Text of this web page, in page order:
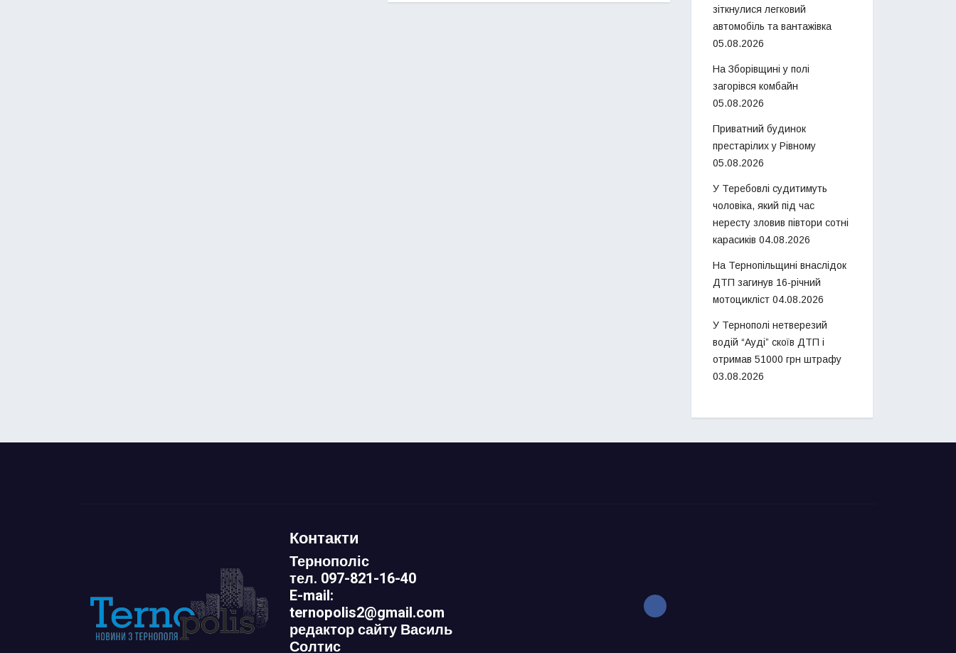
зіткнулися легковий
автомобіль та вантажівка
05.08.2026
На Зборівщині у полі
загорівся комбайн
05.08.2026
Приватний будинок
престарілих у Рівному
05.08.2026
У Теребовлі судитимуть
чоловіка, який під час
нересту зловив півтори сотні
карасиків 04.08.2026
На Тернопільщині внаслідок
ДТП загинув 16-річний
мотоцикліст 04.08.2026
У Тернополі нетверезий
водій “Ауді” скоїв ДТП і
отримав 51000 грн штрафу
03.08.2026
Контакти
Тернополіс
тел. 097-821-16-40
E-mail:
ternopolis2@gmail.com
редактор сайту Василь
Солтис